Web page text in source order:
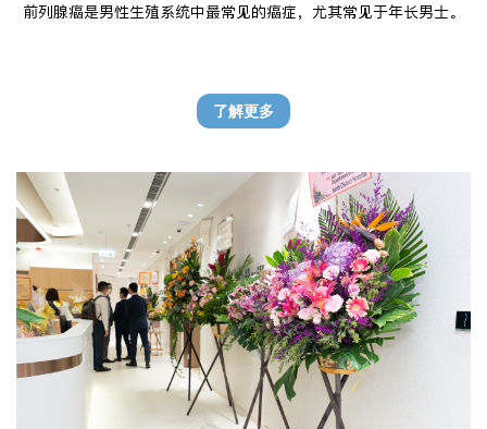
前列腺癌是男性生殖系统中最常见的癌症，尤其常见于年长男士。
了解更多